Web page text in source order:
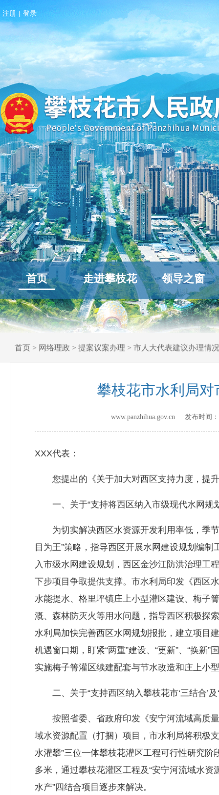
注册 | 登录
首页 走进攀枝花 领导之窗
首页 > 网络理政 > 提案议案办理 > 市人大代表建议办理情况
攀枝花市水利局
www.panzhihua.gov.cn 发布时间：
XXX代表：
您提出的《关于加大对西区支持力度，提升
一、关于“支持将西区纳入市级现代水网规划
为切实解决西区水资源开发利用率低，季节
目为王”策略，指导西区开展水网建设规划编
入市级水网建设规划，西区金沙江防洪治理工
下步项目争取提供支撑。市水利局印发《西区
水能提水、格里坪镇庄上小型灌区建设、梅子
溉、森林防灭火等用水问题，指导西区积极探
水利局加快完善西区水网规划报批，建立项目
机遇窗口期，盯紧“两重”建设、“更新”、“换新
实施梅子箐灌区续建配套与节水改造和庄上小
二、关于“支持西区纳入攀枝花市‘三结合’及
按照省委、省政府印发《安宁河流域高质量
域水资源配置（打捆）项目，市水利局将积极
水灌攀”三位一体攀枝花灌区工程可行性研究
多米，通过攀枝花灌区工程及“安宁河流域水
水产”四结合项目逐步来解决。